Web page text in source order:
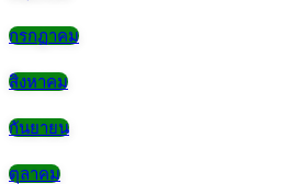
กรกฏาคม
สิงหาคม
กันยายน
ตุลาคม